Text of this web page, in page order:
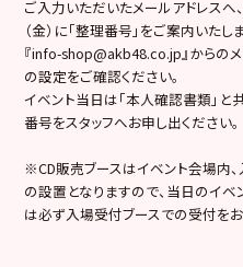
ご入力いただいたメールアドレス
（金）に「整理番号」をご案内いたしま
『info-shop@akb48.co.jp』からの
の設定をご確認ください。
イベント当日は「本人確認書類」
番号をスタッフへお申し出ください。
※CD販売ブースはイベント会場内
の設置となりますので、当日のイ
は必ず入場受付ブースでの受付をお